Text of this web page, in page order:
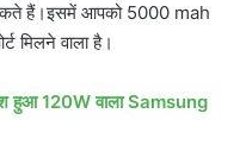
सकते हैं।इसमें आपको 5000 mah
मिलने वाला है।
हुआ 120W वाला Samsung